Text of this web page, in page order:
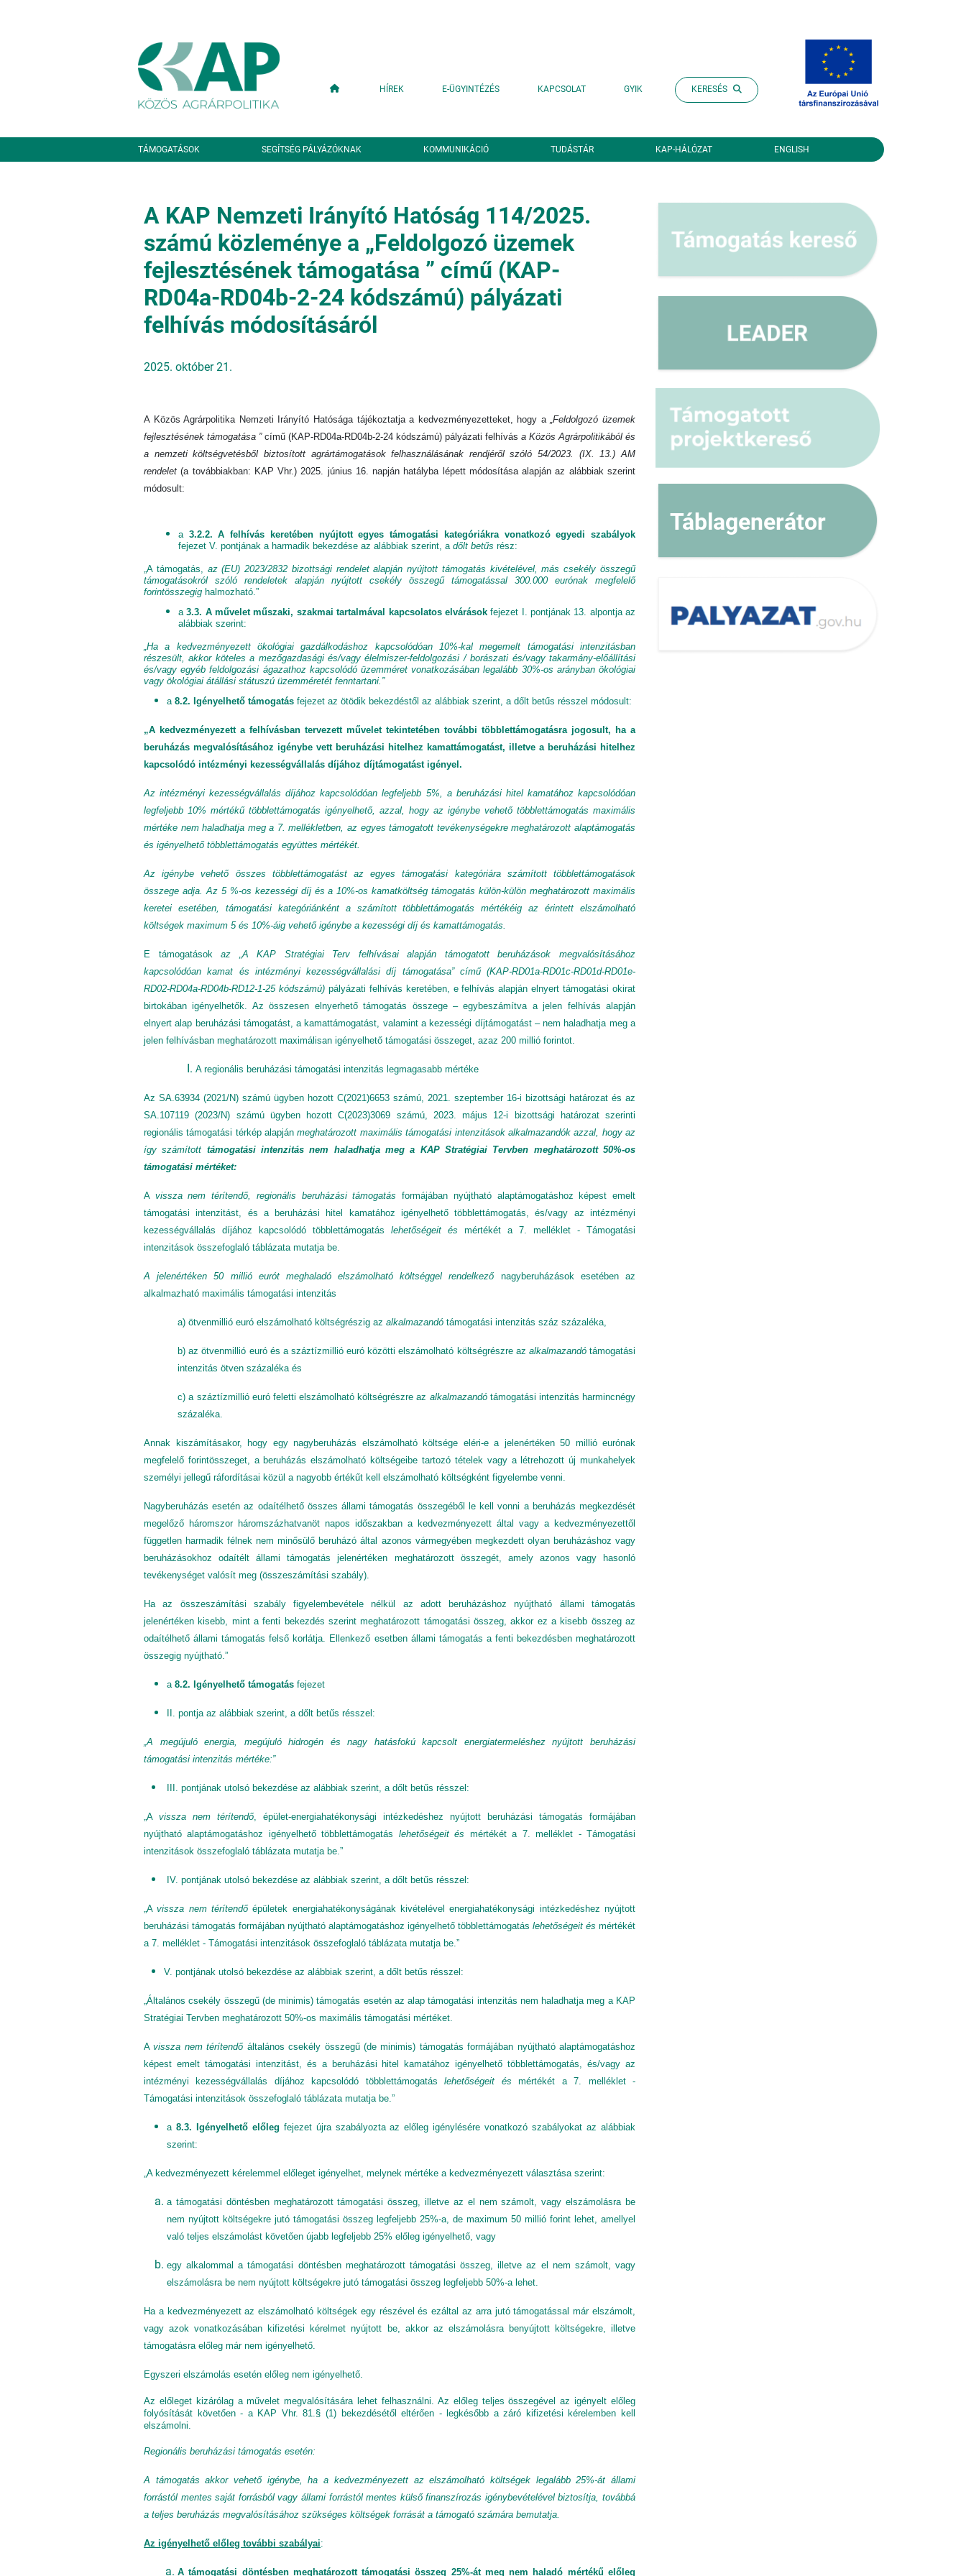
Fő navigáció
HÍREK E-ÜGYINTÉZÉS KAPCSOLAT GYIK KERESÉS
Másodlagos navigáció
TÁMOGATÁSOK SEGÍTSÉG PÁLYÁZÓKNAK KOMMUNIKÁCIÓ TUDÁSTÁR KAP-HÁLÓZAT ENGLISH
A KAP Nemzeti Irányító Hatóság 114/2025.
számú közleménye a „Feldolgozó üzemek
fejlesztésének támogatása ” című (KAP-
RD04a-RD04b-2-24 kódszámú) pályázati
felhívás módosításáról
2025. október 21.
A Közös Agrárpolitika Nemzeti Irányító Hatósága tájékoztatja a kedvezményezetteket, hogy a„Feldolgozó üzemek
fejlesztésének támogatása ”című (KAP-RD04a-RD04b-2-24 kódszámú) pályázati felhívás a Közös Agrárpolitikából és
a nemzeti költségvetésből biztosított agrártámogatások felhasználásának rendjéről szóló 54/2023. (IX. 13.) AM
rendelet (a továbbiakban: KAP Vhr.) 2025. június 16. napján hatályba lépett módosítása alapján az alábbiak szerint
módosult:
a 3.2.2. A felhívás keretében nyújtott egyes támogatási kategóriákra vonatkozó egyedi szabályok
fejezet V. pontjának a harmadik bekezdése az alábbiak szerint, a dőlt betűs rész:
„A támogatás, az (EU) 2023/2832 bizottsági rendelet alapján nyújtott támogatás kivételével, más csekély összegű
támogatásokról szóló rendeletek alapján nyújtott csekély összegű támogatással 300.000 eurónak megfelelő
forintösszegig halmozható.”
a3.3. A művelet műszaki, szakmai tartalmával kapcsolatos elvárásokfejezet I. pontjának 13. alpontja az
alábbiak szerint:
„Ha a kedvezményezett ökológiai gazdálkodáshoz kapcsolódóan 10%-kal megemelt támogatási intenzitásban
részesült, akkor köteles a mezőgazdasági és/vagy élelmiszer-feldolgozási / borászati és/vagy takarmány-előállítási
és/vagy egyéb feldolgozási ágazathoz kapcsolódó üzemméret vonatkozásában legalább 30%-os arányban ökológiai
vagy ökológiai átállási státuszú üzemméretét fenntartani.”
a 8.2. Igényelhető támogatás fejezet az ötödik bekezdéstől az alábbiak szerint, a dőlt betűs résszel módosult:
„A kedvezményezett a felhívásban tervezett művelet tekintetében további többlettámogatásra jogosult, ha a
beruházás megvalósításához igénybe vett beruházási hitelhez kamattámogatást, illetve a beruházási hitelhez
kapcsolódó intézményi kezességvállalás díjához díjtámogatást igényel.
Az intézményi kezességvállalás díjához kapcsolódóan legfeljebb 5%, a beruházási hitel kamatához kapcsolódóan
legfeljebb 10% mértékű többlettámogatás igényelhető, azzal, hogy az igénybe vehető többlettámogatás maximális
mértéke nem haladhatja meg a 7. mellékletben, az egyes támogatott tevékenységekre meghatározott alaptámogatás
és igényelhető többlettámogatás együttes mértékét.
Az igénybe vehető összes többlettámogatást az egyes támogatási kategóriára számított többlettámogatások
összege adja. Az 5 %-os kezességi díj és a 10%-os kamatköltség támogatás külön-külön meghatározott maximális
keretei esetében, támogatási kategóriánként a számított többlettámogatás mértékéig az érintett elszámolható
költségek maximum 5 és 10%-áig vehető igénybe a kezességi díj és kamattámogatás.
E támogatásokaz „A KAP Stratégiai Terv felhívásai alapján támogatott beruházások megvalósításához
kapcsolódóan kamat és intézményi kezességvállalási díj támogatása” című (KAP-RD01a-RD01c-RD01d-RD01e-
RD02-RD04a-RD04b-RD12-1-25 kódszámú) pályázati felhívás keretében, e felhívás alapján elnyert támogatási okirat
birtokában igényelhetők. Az összesen elnyerhető támogatás összege – egybeszámítva a jelen felhívás alapján
elnyert alap beruházási támogatást, a kamattámogatást, valamint a kezességi díjtámogatást – nem haladhatja meg a
jelen felhívásban meghatározott maximálisan igényelhető támogatási összeget, azaz 200 millió forintot.
A regionális beruházási támogatási intenzitás legmagasabb mértéke
Az SA.63934 (2021/N) számú ügyben hozott C(2021)6653 számú, 2021. szeptember 16-i bizottsági határozat és az
SA.107119 (2023/N) számú ügyben hozott C(2023)3069 számú, 2023. május 12-i bizottsági határozat szerinti
regionális támogatási térkép alapján meghatározott maximális támogatási intenzitások alkalmazandók azzal, hogy az
így számított támogatási intenzitás nem haladhatja meg a KAP Stratégiai Tervben meghatározott 50%-os
támogatási mértéket:
A vissza nem térítendő, regionális beruházási támogatás formájában nyújtható alaptámogatáshoz képest emelt
támogatási intenzitást, és a beruházási hitel kamatához igényelhető többlettámogatás, és/vagy az intézményi
kezességvállalás díjához kapcsolódó többlettámogatás lehetőségeit és mértékét a 7. melléklet - Támogatási
intenzitások összefoglaló táblázata mutatja be.
A jelenértéken 50 millió eurót meghaladó elszámolható költséggel rendelkezőnagyberuházások esetében az
alkalmazható maximális támogatási intenzitás
a) ötvenmillió euró elszámolható költségrészig azalkalmazandó támogatási intenzitás száz százaléka,
b) az ötvenmillió euró és a száztízmillió euró közötti elszámolható költségrészre az alkalmazandótámogatási
intenzitás ötven százaléka és
c) a száztízmillió euró feletti elszámolható költségrészre az alkalmazandótámogatási intenzitás harmincnégy
százaléka.
Annak kiszámításakor, hogy egy nagyberuházás elszámolható költsége eléri-e a jelenértéken 50 millió eurónak
megfelelő forintösszeget, a beruházás elszámolható költségeibe tartozó tételek vagy a létrehozott új munkahelyek
személyi jellegű ráfordításai közül a nagyobb értékűt kell elszámolható költségként figyelembe venni.
Nagyberuházás esetén az odaítélhető összes állami támogatás összegéből le kell vonni a beruházás megkezdését
megelőző háromszor háromszázhatvanöt napos időszakban a kedvezményezett által vagy a kedvezményezettől
független harmadik félnek nem minősülő beruházó által azonos vármegyében megkezdett olyan beruházáshoz vagy
beruházásokhoz odaítélt állami támogatás jelenértéken meghatározott összegét, amely azonos vagy hasonló
tevékenységet valósít meg (összeszámítási szabály).
Ha az összeszámítási szabály figyelembevétele nélkül az adott beruházáshoz nyújtható állami támogatás
jelenértéken kisebb, mint a fenti bekezdés szerint meghatározott támogatási összeg, akkor ez a kisebb összeg az
odaítélhető állami támogatás felső korlátja. Ellenkező esetben állami támogatás a fenti bekezdésben meghatározott
összegig nyújtható.”
a 8.2. Igényelhető támogatás fejezet
II. pontja az alábbiak szerint, a dőlt betűs résszel:
„A megújuló energia, megújuló hidrogén és nagy hatásfokú kapcsolt energiatermeléshez nyújtott beruházási
támogatási intenzitás mértéke:”
III. pontjának utolsó bekezdése az alábbiak szerint, a dőlt betűs résszel:
„A vissza nem térítendő, épület-energiahatékonysági intézkedéshez nyújtott beruházási támogatás formájában
nyújtható alaptámogatáshoz igényelhető többlettámogatás lehetőségeit és mértékét a 7. melléklet - Támogatási
intenzitások összefoglaló táblázata mutatja be.”
IV. pontjának utolsó bekezdése az alábbiak szerint, a dőlt betűs résszel:
„Avissza nem térítendőépületek energiahatékonyságának kivételével energiahatékonysági intézkedéshez nyújtott
beruházási támogatás formájában nyújtható alaptámogatáshoz igényelhető többlettámogatás lehetőségeit és mértékét
a 7. melléklet - Támogatási intenzitások összefoglaló táblázata mutatja be.”
V. pontjának utolsó bekezdése az alábbiak szerint, a dőlt betűs résszel:
„Általános csekély összegű (de minimis) támogatás esetén az alap támogatási intenzitás nem haladhatja meg a KAP
Stratégiai Tervben meghatározott 50%-os maximális támogatási mértéket.
Avissza nem térítendőáltalános csekély összegű (de minimis) támogatás formájában nyújtható alaptámogatáshoz
képest emelt támogatási intenzitást, és a beruházási hitel kamatához igényelhető többlettámogatás, és/vagy az
intézményi kezességvállalás díjához kapcsolódó többlettámogatáslehetőségeit és mértékét a 7. melléklet -
Támogatási intenzitások összefoglaló táblázata mutatja be.”
a 8.3. Igényelhető előleg fejezet újra szabályozta az előleg igénylésére vonatkozó szabályokat az alábbiak
szerint:
„A kedvezményezett kérelemmel előleget igényelhet, melynek mértéke a kedvezményezett választása szerint:
a támogatási döntésben meghatározott támogatási összeg, illetve az el nem számolt, vagy elszámolásra be
nem nyújtott költségekre jutó támogatási összeg legfeljebb 25%-a, de maximum 50 millió forint lehet, amellyel
való teljes elszámolást követően újabb legfeljebb 25% előleg igényelhető, vagy
egy alkalommal a támogatási döntésben meghatározott támogatási összeg, illetve az el nem számolt, vagy
elszámolásra be nem nyújtott költségekre jutó támogatási összeg legfeljebb 50%-a lehet.
Ha a kedvezményezett az elszámolható költségek egy részével és ezáltal az arra jutó támogatással már elszámolt,
vagy azok vonatkozásában kifizetési kérelmet nyújtott be, akkor az elszámolásra benyújtott költségekre, illetve
támogatásra előleg már nem igényelhető.
Egyszeri elszámolás esetén előleg nem igényelhető.
Az előleget kizárólag a művelet megvalósítására lehet felhasználni. Az előleg teljes összegével az igényelt előleg
folyósítását követően - a KAP Vhr. 81.§ (1) bekezdésétől eltérően - legkésőbb a záró kifizetési kérelemben kell
elszámolni.
Regionális beruházási támogatás esetén:
A támogatás akkor vehető igénybe, ha a kedvezményezett az elszámolható költségek legalább 25%-át állami
forrástól mentes saját forrásból vagy állami forrástól mentes külső finanszírozás igénybevételével biztosítja, továbbá
a teljes beruházás megvalósításához szükséges költségek forrását a támogató számára bemutatja.
Az igényelhető előleg további szabályai:
A támogatási döntésben meghatározott támogatási összeg 25%-át meg nem haladó mértékű előleg
Táblagenerátor